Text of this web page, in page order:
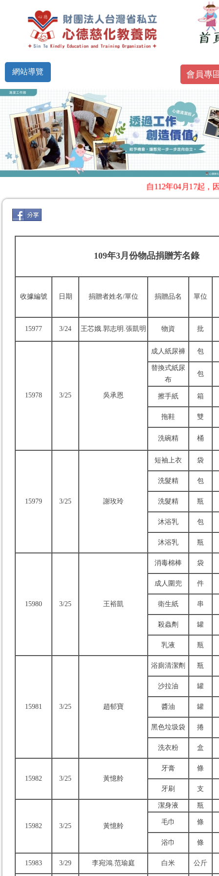
網站導覽 會員專
自112年04月17起，
109年3月份物品捐贈芳名錄
收據編號 日期 捐贈者姓名/單位 捐贈品名 單位
15977 3/24 王芯娥.郭志明.張凱明 物資 批
15978 3/25 吳承恩
成人紙尿褲 包
替換式紙尿
布
包
擦手紙 箱
拖鞋 雙
洗碗精 桶
15979 3/25 謝玫玲
短袖上衣 袋
洗髮精 包
洗髮精 瓶
沐浴乳 包
沐浴乳 瓶
15980 3/25 王裕凱
消毒棉棒 袋
成人圍兜 件
衛生紙 串
殺蟲劑 罐
乳液 瓶
15981 3/25 趙郁寶
浴廁清潔劑 瓶
沙拉油 罐
醬油 罐
黑色垃圾袋 捲
洗衣粉 盒
15982 3/25 黃憶舲
牙膏 條
牙刷 支
15982 3/25 黃憶舲
潔身液 瓶
毛巾 條
浴巾 條
15983 3/29 李宛鴻.范瑜庭 白米 公斤